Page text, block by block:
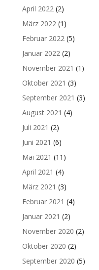
April 2022(2)
März 2022(1)
Februar 2022(5)
Januar 2022(2)
November 2021 (1)
Oktober 2021 (3)
September 2021 (3)
August 2021 (4)
Juli 2021 (2)
Juni 2021 (6)
Mai 2021 (11)
April 2021 (4)
März 2021 (3)
Februar 2021 (4)
Januar 2021 (2)
November 2020 (2)
Oktober 2020 (2)
September 2020 (5)